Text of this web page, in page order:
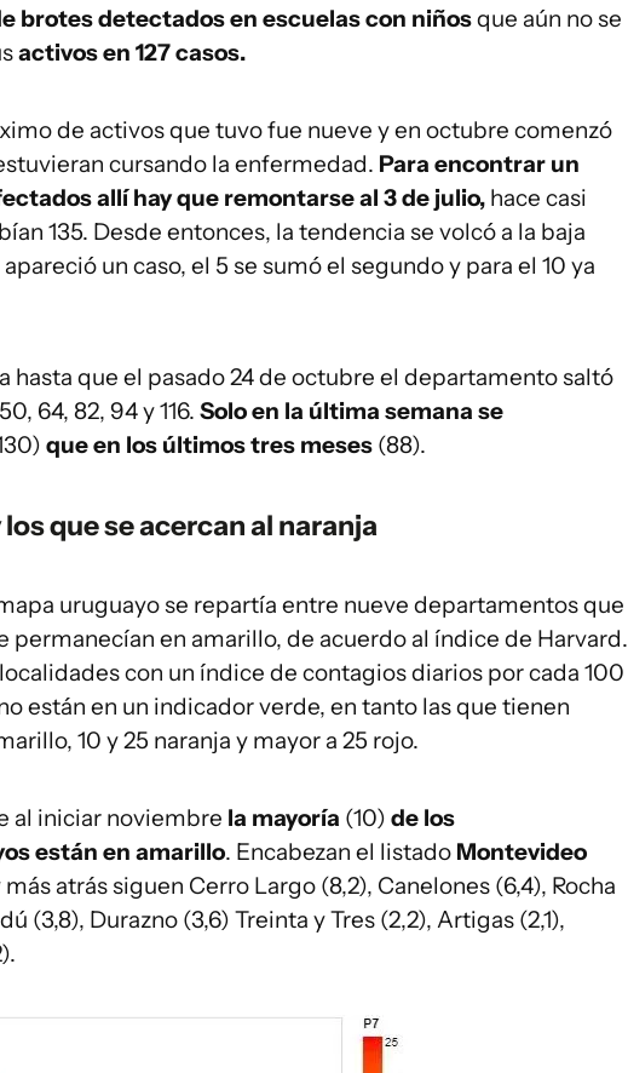
brotes detectados en escuelas con niñosque aún no se
activos en 127 casos.
de activos que tuvo fue nueve y en octubre comenzó
cursando la enfermedad. Para encontrar un
allí hay que remontarse al 3 de julio, hace casi
135. Desde entonces, la tendencia se volcó a la baja
un caso, el 5 se sumó el segundo y para el 10 ya
hasta que el pasado 24 de octubre el departamento saltó
64, 82, 94 y 116. Solo en la última semana se
que en los últimos tres meses (88).
que se acercan al naranja
uruguayo se repartía entre nueve departamentos que
permanecían en amarillo, de acuerdo al índice de Harvard.
con un índice de contagios diarios por cada 100
están en un indicador verde, en tanto las que tienen
10 y 25 naranja y mayor a 25 rojo.
al iniciar noviembre la mayoría (10) de los
están en amarillo. Encabezan el listado Montevideo
más atrás siguen Cerro Largo (8,2), Canelones (6,4), Rocha
(3,8), Durazno (3,6) Treinta y Tres (2,2), Artigas (2,1),